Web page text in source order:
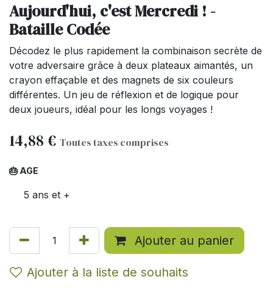
Aujourd'hui, c'est Mercredi ! -
Bataille Codée
Décodez le plus rapidement la combinaison secrète de
votre adversaire grâce à deux plateaux aimantés, un
crayon effaçable et des magnets de six couleurs
différentes. Un jeu de réflexion et de logique pour
deux joueurs, idéal pour les longs voyages !
14,88 € Toutes taxes comprises
🎂 AGE
5 ans et +
Ajouter au panier
Ajouter à la liste de souhaits